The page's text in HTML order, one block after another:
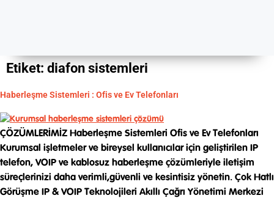
Etiket: diafon sistemleri
Haberleşme Sistemleri : Ofis ve Ev Telefonları
ÇÖZÜMLERİMİZ Haberleşme Sistemleri Ofis ve Ev Telefonları
Kurumsal işletmeler ve bireysel kullanıcılar için geliştirilen IP
telefon, VOIP ve kablosuz haberleşme çözümleriyle iletişim
süreçlerinizi daha verimli,güvenli ve kesintisiz yönetin. Çok Hatlı
Görüşme IP & VOIP Teknolojileri Akıllı Çağrı Yönetimi Merkezi